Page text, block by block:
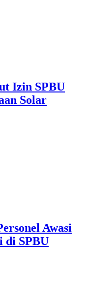
Izin SPBU
Solar
Awasi
di SPBU